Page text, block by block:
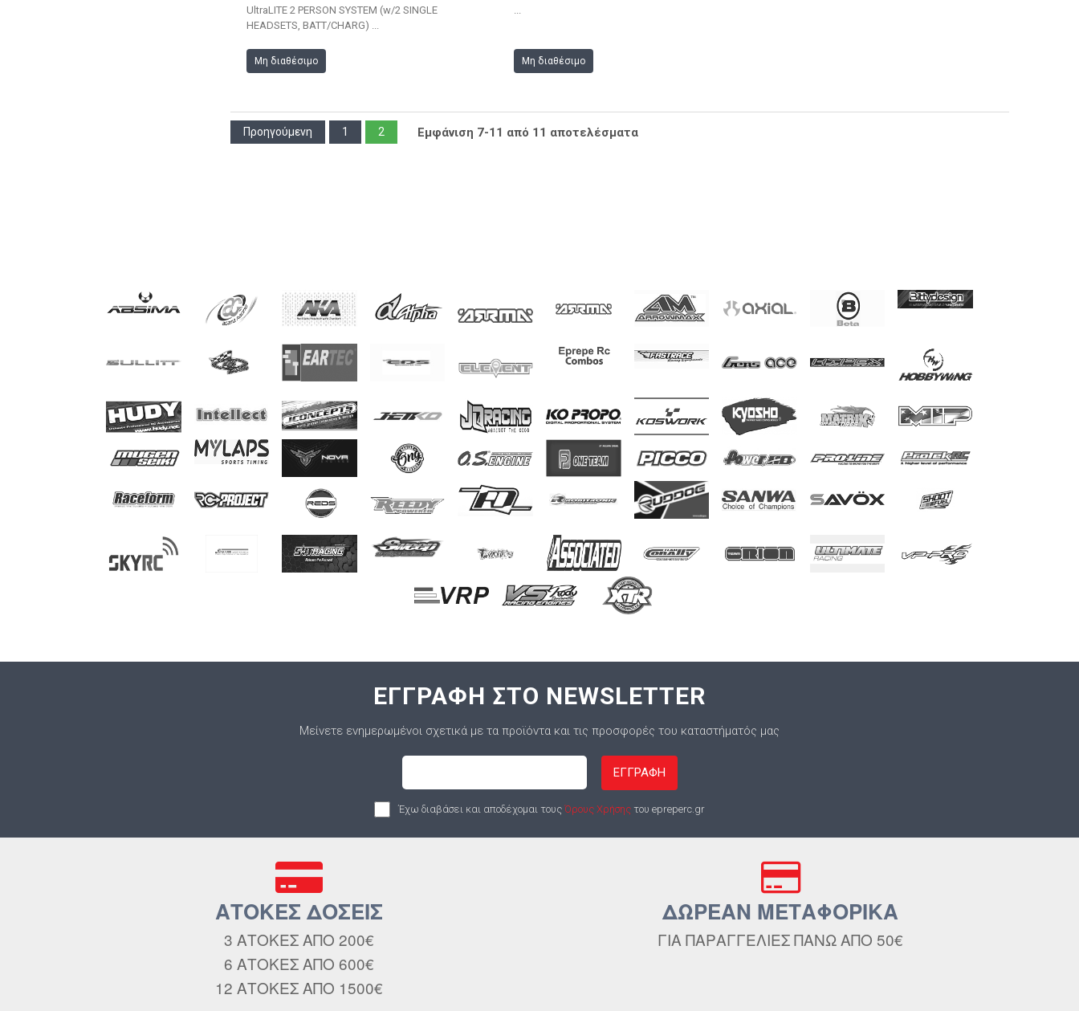
UltraLITE 2 PERSON SYSTEM (w/2 SINGLE
HEADSETS, BATT/CHARG) ...
Μη διαθέσιμο Μη διαθέσιμο
Προηγούμενη 1 2 Εμφάνιση 7-11 από 11 αποτελέσματα
ΕΓΓΡΑΦΗ ΣΤΟ NEWSLETTER
Μείνετε ενημερωμένοι σχετικά με τα προϊόντα και τις προσφορές του καταστήματός μας
ΕΓΓΡΑΦΗ
Έχω διαβάσει και αποδέχομαι τους Όρους Χρήσης του epreperc.gr
ΑΤΟΚΕΣ ΔΟΣΕΙΣ
3 ΑΤΟΚΕΣ ΑΠΟ 200€
6 ΑΤΟΚΕΣ ΑΠΟ 600€
12 ΑΤΟΚΕΣ ΑΠΟ 1500€
ΔΩΡΕΑΝ ΜΕΤΑΦΟΡΙΚΑ
ΓΙΑ ΠΑΡΑΓΓΕΛΙΕΣ ΠΑΝΩ ΑΠΟ 50€